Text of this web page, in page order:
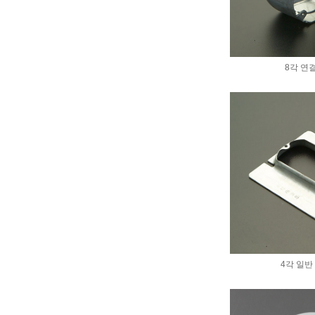
8각 연
4각 일반